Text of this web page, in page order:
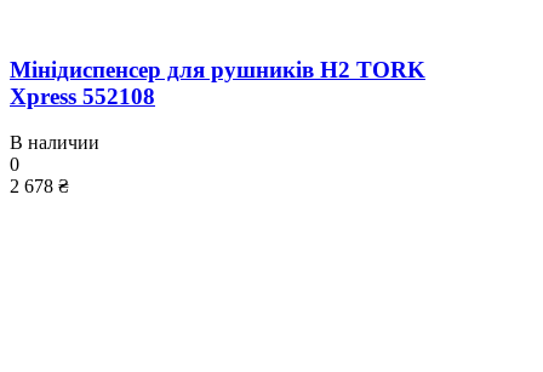
Мінідиспенсер для рушників H2 TORK
Xpress 552108
В наличии
0
2 678 ₴